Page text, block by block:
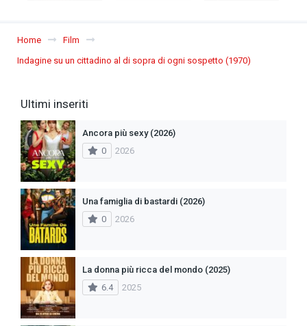
Home
Film
Indagine su un cittadino al di sopra di ogni sospetto (1970)
Ultimi inseriti
Ancora più sexy (2026)
0
2026
Una famiglia di bastardi (2026)
0
2026
La donna più ricca del mondo (2025)
6.4
2025